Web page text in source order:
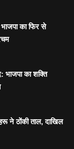
का फिर से
भाजपा का शक्ति
ने ठोंकी ताल, दाखिल